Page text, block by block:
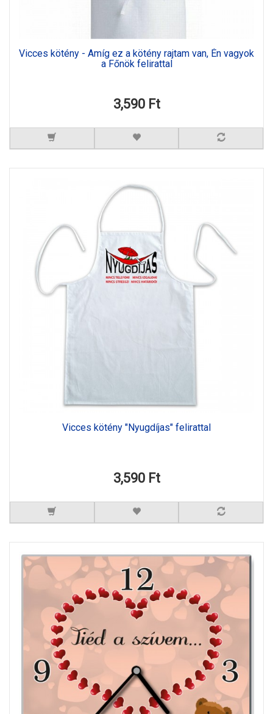
Vicces kötény - Amíg ez a kötény rajtam van, Én vagyok
a Főnök felirattal
3,590 Ft
Vicces kötény "Nyugdíjas" felirattal
3,590 Ft